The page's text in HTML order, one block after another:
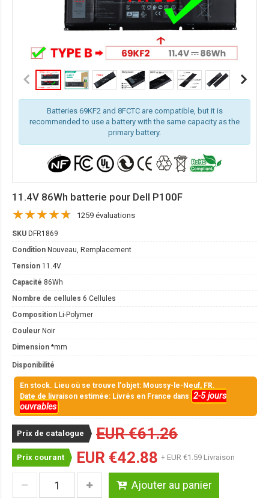
Batteries 69KF2 and 8FCTC are compatible, but it is
recommended to use a battery with the same capacity as the
primary battery.
11.4V 86Wh batterie pour Dell P100F
1259 évaluations
SKU DFR1869
Condition Nouveau, Remplacement
Tension 11.4V
Capacité 86Wh
Nombre de cellules 6 Cellules
Composition Li-Polymer
Couleur Noir
Dimension *mm
Disponibilité
En stock. Lieu où se trouve l'objet: Moussy-le-Neuf, FR.
Date de livraison estimée: Livrés en France dans 2-5 jours
ouvrables
Prix de catalogue EUR €61.26
Prix courant EUR €42.88 + EUR €1.59 Livraison
Ajouter au panier